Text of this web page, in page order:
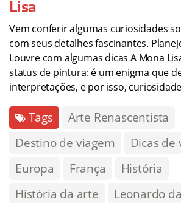
Lisa
Vem conferir algumas curiosidades
com seus detalhes fascinantes.
Louvre com algumas dicas A Mona
status de pintura: é um enigma que
interpretações, e por isso,
Tags
Arte Renascentista
Destino de viagem
Dicas de
Europa
França
História
História da arte
Leonardo